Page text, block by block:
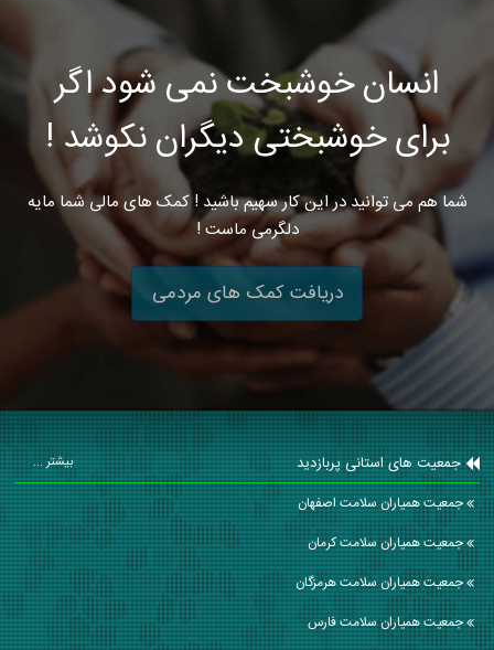
انسان خوشبخت نمی شود اگر
برای خوشبختی دیگران نکوشد !
شما هم می توانید در این کار سهیم باشید ! کمک های مالی شما مایه
دلگرمی ماست !
دریافت کمک های مردمی
جمعیت های استانی پربازدید بیشتر ...
جمعیت همیاران سلامت اصفهان
جمعیت همیاران سلامت كرمان
جمعیت همیاران سلامت هرمزگان
جمعیت همیاران سلامت فارس